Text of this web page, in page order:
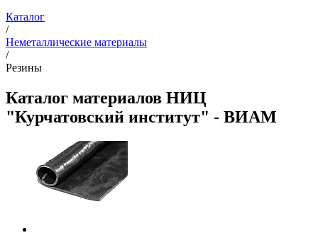
Каталог
/
Неметаллические материалы
/
Резины
Каталог материалов НИЦ
"Курчатовский институт" - ВИАМ